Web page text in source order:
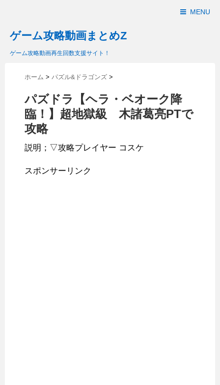
MENU
ゲーム攻略動画まとめZ
ゲーム攻略動画再生回数支援サイト！
ホーム > パズル&ドラゴンズ >
パズドラ【ヘラ・ベオーク降
臨！】超地獄級 木諸葛亮PTで
攻略
説明；▽攻略プレイヤー コスケ
スポンサーリンク